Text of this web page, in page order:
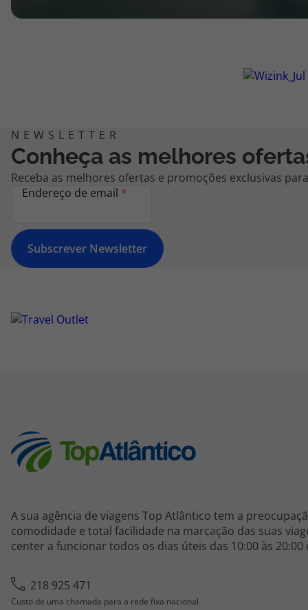
Conheça as melhores
Receba as melhores ofertas e promoções exclusivas
Endereço de email *
Subscrever Newsletter
A sua agência de viagens Top Atlântico tem a
comodidade e total facilidade na marcação das suas
center a funcionar todos os dias úteis das 10:00 às 20:00
218 925 471
Custo de uma chamada para a rede fixa nacional